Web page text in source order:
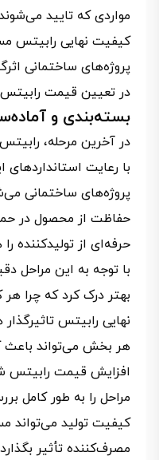
مواردی که تایید
کیفیت نهایی رابیتس
پروژه‌های ساختمانی
در تعیین قیمت
بسته‌بندی و
در آخرین مرحله،
با رعایت استانداردهای
پروژه‌های ساختمانی
حفاظت از محصول در
حرفه‌ای از تولیدکننده
با توجه به این مراحل
بهتر درک کرد که چرا
نهایی رابیتس
هر بخش می‌تواند باعث
افزایش قیمت رابیتس
مراحل را به طور کامل
کیفیت تولید می‌تواند
مصرف‌کننده تأثیر